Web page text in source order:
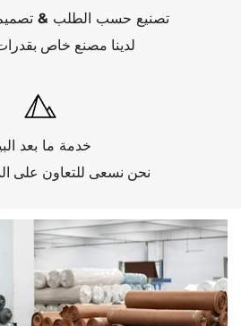
تصنيع حسب الطلب &
لدينا مصنع خاص
خدمة ما بعد
نحن نسعى للتعاون على